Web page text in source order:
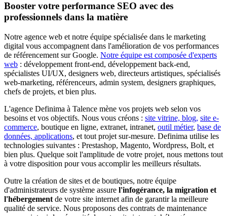
Booster votre performance SEO avec des
professionnels dans la matière
Notre agence web et notre équipe spécialisée dans le marketing
digital vous accompagnent dans l'amélioration de vos performances
de référencement sur Google. Notre équipe est composée d'experts
web : développement front-end, développement back-end,
spécialistes UI/UX, designers web, directeurs artistiques, spécialisés
web-marketing, référenceurs, admin system, designers graphiques,
chefs de projets, et bien plus.
L'agence Definima à Talence mène vos projets web selon vos
besoins et vos objectifs. Nous vous créons : site vitrine, blog, site e-
commerce, boutique en ligne, extranet, intranet, outil métier, base de
données, applications, et tout projet sur-mesure. Definima utilise les
technologies suivantes : Prestashop, Magento, Wordpress, Bolt, et
bien plus. Quelque soit l'amplitude de votre projet, nous mettons tout
à votre disposition pour vous accomplir les meilleurs résultats.
Outre la création de sites et de boutiques, notre équipe
d'administrateurs de système assure l'infogérance, la migration et
l'hébergement de votre site internet afin de garantir la meilleure
qualité de service. Nous proposons des contrats de maintenance